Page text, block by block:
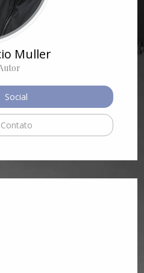
Muller
Social
Contato